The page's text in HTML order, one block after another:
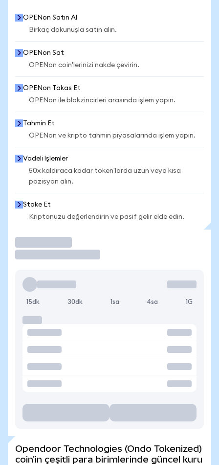
OPENon Satın Al
Birkaç dokunuşla satın alın.
OPENon Sat
OPENon coin'lerinizi nakde çevirin.
OPENon Takas Et
OPENon ile blokzincirleri arasında işlem yapın.
Tahmin Et
OPENon ve kripto tahmin piyasalarında işlem yapın.
Vadeli İşlemler
50x kaldıraca kadar token'larda uzun veya kısa
pozisyon alın.
Stake Et
Kriptonuzu değerlendirin ve pasif gelir elde edin.
15dk 30dk 1sa 4sa 1G
Opendoor Technologies (Ondo Tokenized)
coin'in çeşitli para birimlerinde güncel kuru